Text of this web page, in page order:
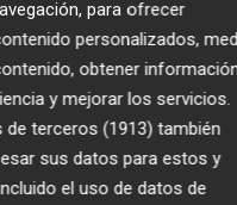
para ofrecer
personalizados,
obtener
y mejorar los servicios.
de terceros (1913) también
sus datos para estos y
el uso de datos de